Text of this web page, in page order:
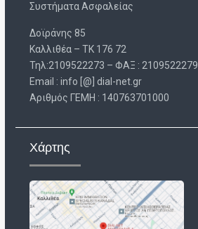
Συστήματα Ασφαλείας
Δοϊράνης 85
Καλλιθέα – ΤΚ 176 72
Τηλ:2109522273 – ΦΑΞ : 2109522279
Email : info [@] dial-net.gr
Aριθμός ΓΕΜΗ : 140763701000
Χάρτης